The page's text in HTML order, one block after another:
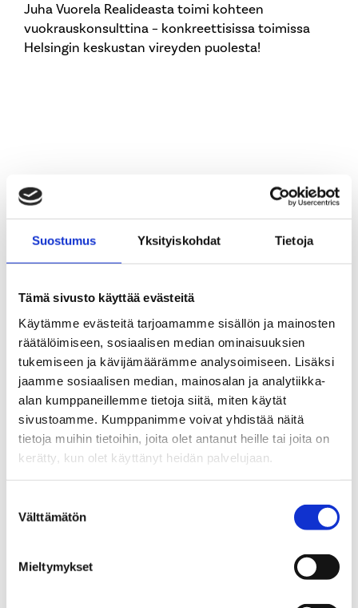
Suostumus Yksityiskohdat Tietoja
Tämä sivusto käyttää evästeitä
Käytämme evästeitä tarjoamamme sisällön ja mainosten
räätälöimiseen, sosiaalisen median ominaisuuksien
tukemiseen ja kävijämäärämme analysoimiseen. Lisäksi
jaamme sosiaalisen median, mainosalan ja analytiikka-
alan kumppaneillemme tietoja siitä, miten käytät
sivustoamme. Kumppanimme voivat yhdistää näitä
tietoja muihin tietoihin, joita olet antanut heille tai joita on
kerätty, kun olet käyttänyt heidän palvelujaan.
valinta
Välttämätön
Mieltymykset
Juha Vuorela Realideasta toimi kohteen
vuokrauskonsulttina – konkreettisissa toimissa
Helsingin keskustan vireyden puolesta!
Realidea on Suomen suurin
kauppakeskusmanageri 2026
Malmin Nova HOK-Elannon omistukseen
– Realidea jatkaa managerina